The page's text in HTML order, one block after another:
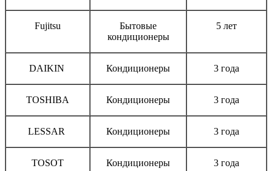
Fujitsu
Бытовые
кондиционеры
5 лет
DAIKIN Кондиционеры 3 года
TOSHIBA Кондиционеры 3 года
LESSAR Кондиционеры 3 года
TOSOT Кондиционеры 3 года